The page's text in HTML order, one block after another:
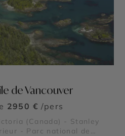
de Vancouver
2950 € /pers
(Canada) - Stanley
- Parc national de